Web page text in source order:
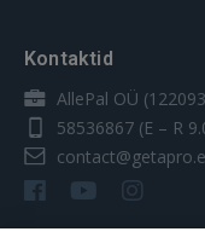
Kontaktid
AllePal OÜ
58536867 (E – R